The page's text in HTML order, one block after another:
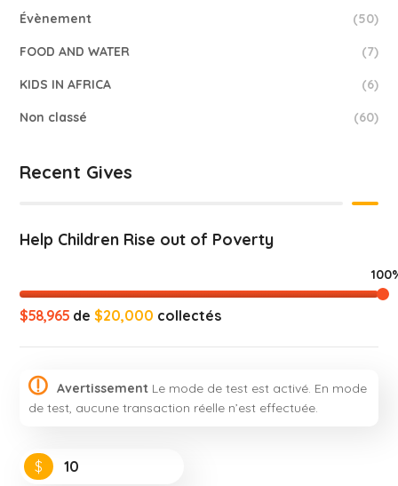
Évènement (50)
FOOD AND WATER (7)
KIDS IN AFRICA (6)
Non classé (60)
Recent Gives
Help Children Rise out of Poverty
$58,965 de$20,000 collectés
AvertissementLe mode de test est activé. En mode
de test, aucune transaction réelle n’est effectuée.
$